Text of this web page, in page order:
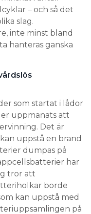
– och så det
slag.
inte minst bland
hanteras ganska
som startat i lådor
uppmanats att
Det är
uppstå en brand
dumpas på
har
tror att
borde
kan uppstå med
på